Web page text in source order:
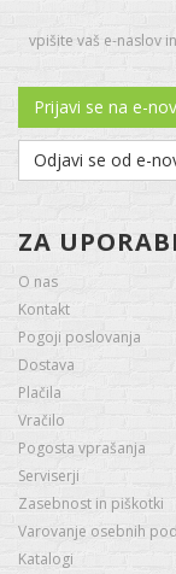
vpišite vaš e-naslov
Prijavi se na e-
Odjavi se od e-
ZA
O nas
Kontakt
Pogoji poslovanja
Dostava
Plačila
Vračilo
Pogosta vprašanja
Serviserji
Zasebnost in piškotki
Varovanje osebnih
Katalogi